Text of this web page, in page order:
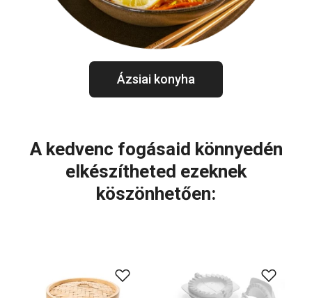
Ázsiai konyha
A kedvenc fogásaid könnyedén
elkészítheted ezeknek
köszönhetően: